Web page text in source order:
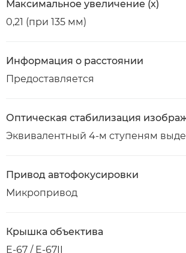
Максимальное увеличение (x)
0,21 (при 135 мм)
Информация о расстоянии
Предоставляется
Оптическая стабилизация
Эквивалентный 4-м ступеням
Привод автофокусировки
Микропривод
Крышка объектива
E-67 / E-67II